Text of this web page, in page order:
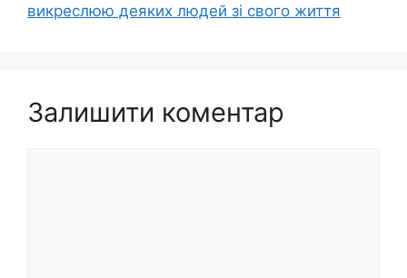
викреслюю деяких людей зі свого життя
Залишити коментар